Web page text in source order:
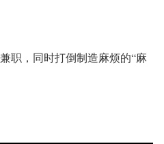
职，同时打倒制造麻烦的“麻